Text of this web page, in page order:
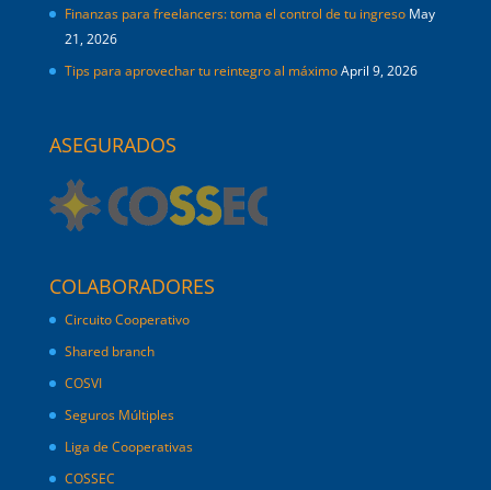
Finanzas para freelancers: toma el control de tu ingreso May
21, 2026
Tips para aprovechar tu reintegro al máximoApril 9, 2026
ASEGURADOS
COLABORADORES
Circuito Cooperativo
Shared branch
COSVI
Seguros Múltiples
Liga de Cooperativas
COSSEC